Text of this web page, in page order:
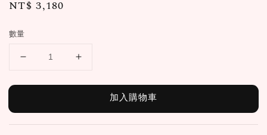
Regular
NT$ 3,180
數量
加入購物車